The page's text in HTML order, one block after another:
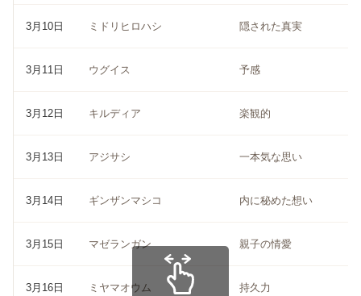
3月10日 ミドリヒロハシ 隠された真実
3月11日 ウグイス 予感
3月12日 キルディア 楽観的
3月13日 アジサシ 一本気な思い
3月14日 ギンザンマシコ 内に秘めた想い
3月15日 マゼランガン 親子の情愛
3月16日 ミヤマオウム 持久力